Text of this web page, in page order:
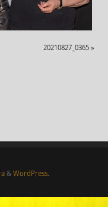
20210827_0365 »
& WordPress.